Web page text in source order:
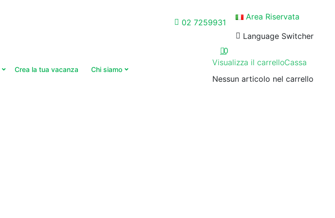
02 7259931
Area Riservata
Language Switcher
Crea la tua vacanza Chi siamo
0
Visualizza il carrelloCassa
Nessun articolo nel carrello